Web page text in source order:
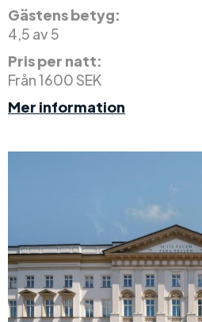
Gästens betyg:
4,5 av 5
Pris per natt:
Från 1600 SEK
Mer information